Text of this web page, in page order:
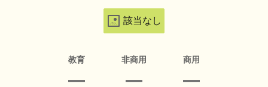
該当なし
教育 非商用 商用